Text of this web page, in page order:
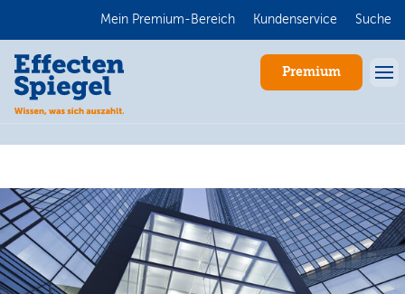
Mein Premium-Bereich Kundenservice Suche
Premium